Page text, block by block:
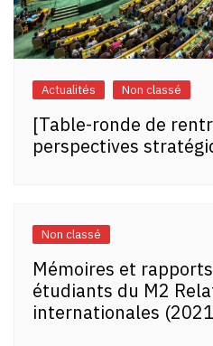
Actualités Non classé
[Table-ronde de
perspectives
Non classé
Mémoires et
étudiants du M2
internationales